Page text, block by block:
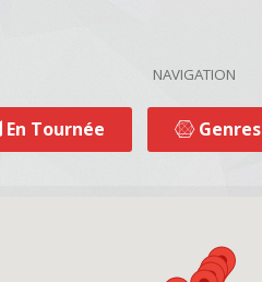
NAVIGATION
En Tournée Genres